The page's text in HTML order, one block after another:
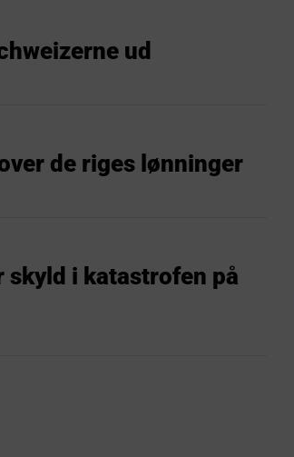
ud
de riges lønninger
skyld i katastrofen på